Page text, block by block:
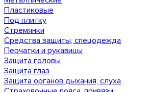
Пластиковые
Под плитку
Стремянки
Средства защиты, спецодежда
Перчатки и рукавицы
Защита головы
Защита глаз
Защита органов дыхания, слуха